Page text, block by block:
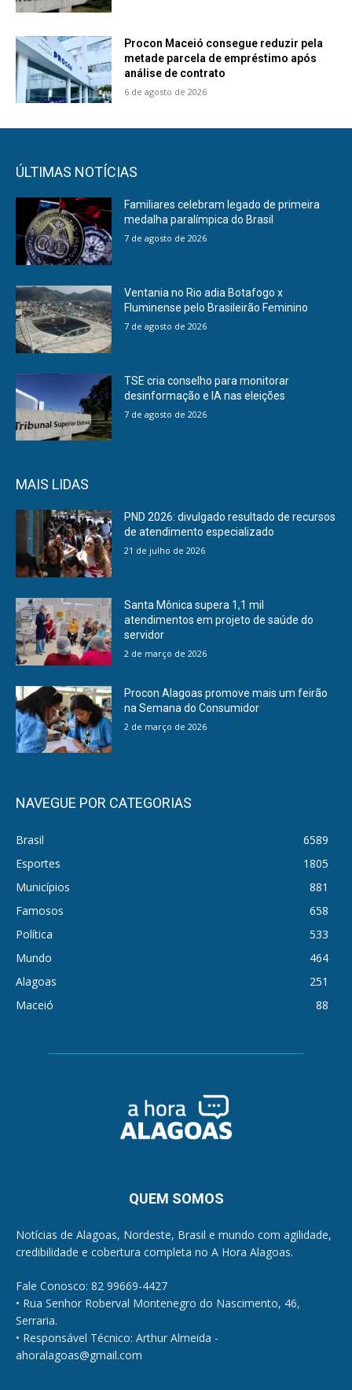
Procon Maceió consegue reduzir pela
metade parcela de empréstimo após
análise de contrato
6 de agosto de 2026
ÚLTIMAS NOTÍCIAS
Familiares celebram legado de primeira
medalha paralímpica do Brasil
7 de agosto de 2026
Ventania no Rio adia Botafogo x
Fluminense pelo Brasileirão Feminino
7 de agosto de 2026
TSE cria conselho para monitorar
desinformação e IA nas eleições
7 de agosto de 2026
MAIS LIDAS
PND 2026: divulgado resultado de recursos
de atendimento especializado
21 de julho de 2026
Santa Mônica supera 1,1 mil
atendimentos em projeto de saúde do
servidor
2 de março de 2026
Procon Alagoas promove mais um feirão
na Semana do Consumidor
2 de março de 2026
NAVEGUE POR CATEGORIAS
Brasil
6589
Esportes
1805
Municípios
881
Famosos
658
Política
533
Mundo
464
Alagoas
251
Maceió
88
QUEM SOMOS
Notícias de Alagoas, Nordeste, Brasil e mundo com agilidade,
credibilidade e cobertura completa no A Hora Alagoas.
Fale Conosco: 82 99669-4427
• Rua Senhor Roberval Montenegro do Nascimento, 46,
Serraria.
• Responsável Técnico: Arthur Almeida -
ahoralagoas@gmail.com